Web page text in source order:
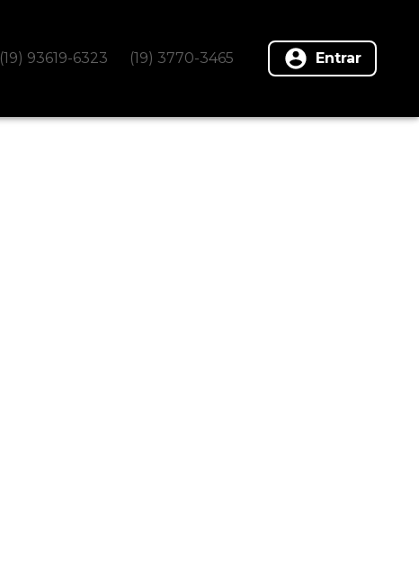
(19) 93619-6323 (19) 3770-3465 Entrar